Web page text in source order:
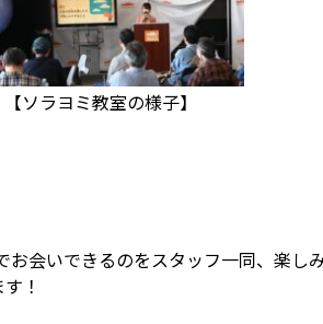
ミ教室の様子】
会いできるのをスタッフ一同、楽し
！